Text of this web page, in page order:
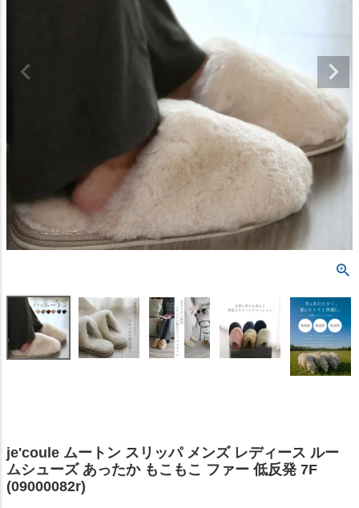
je'coule ムートン スリッパ メンズ レディース ルー
ムシューズ あったか もこもこ ファー 低反発 7F
(09000082r)